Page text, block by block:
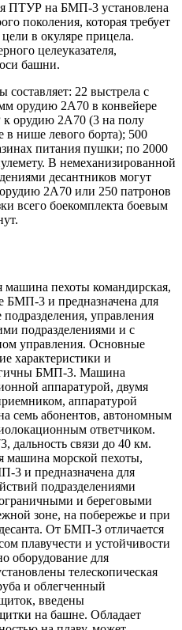
ПТУР на БМП-3 установлена
поколения, которая требует
в окуляре прицела.
целеуказателя,
башни.
22 выстрела с
орудию 2А70 в конвейере
орудию 2А70 (3 на полу
в нише левого борта); 500
питания пушки; по 2000
В немеханизированной
десантников могут
2А70 или 250 патронов
всего боекомплекта боевым
машина пехоты командирская,
БМП-3 и предназначена для
подразделения, управления
подразделениями и с
управления. Основные
характеристики и
БМП-3. Машина
аппаратурой, двумя
аппаратурой
семь абонентов, автономным
ответчиком.
дальность связи до 40 км.
машина морской пехоты,
3 и предназначена для
подразделениями
и береговыми
зоне, на побережье и при
От БМП-3 отличается
плавучести и устойчивости
оборудование для
телескопическая
и облегченный
введены
на башне. Обладает